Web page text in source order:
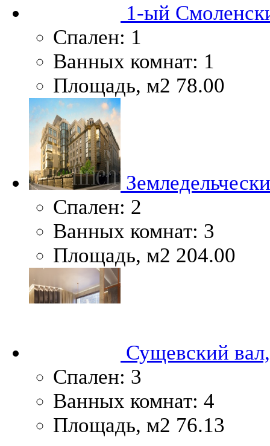
1-ый
Спален: 1
Ванных комнат: 1
Площадь, м2 78.00
Спален: 2
Ванных комнат: 3
Площадь, м2 204.00
Сущевский
Спален: 3
Ванных комнат: 4
Площадь, м2 76.13